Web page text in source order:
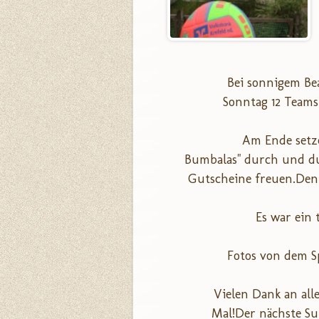
Bei sonnigem
Sonntag 12
Am Ende
Bumbalas" durch und
Gutscheine
Es war ein
Fotos von dem
Vielen Dank an
Mal!Der nächste